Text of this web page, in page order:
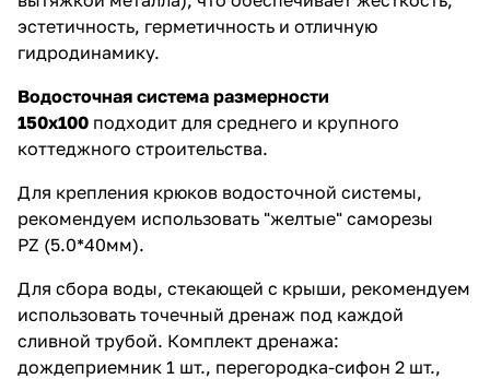
эстетичность, герметичность и отличную
гидродинамику.
Водосточная система размерности
150х100 подходит для среднего и крупного
коттеджного строительства.
Для крепления крюков водосточной системы,
рекомендуем использовать "желтые" саморезы
PZ (5.0*40мм).
Для сбора воды, стекающей с крыши, рекомендуем
использовать точечный дренаж под каждой
сливной трубой. Комплект дренажа:
дождеприемник 1 шт., перегородка-сифон 2 шт.,